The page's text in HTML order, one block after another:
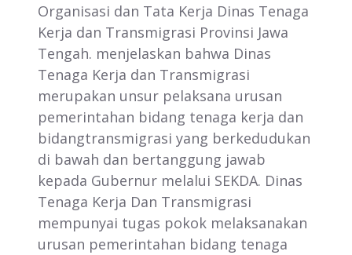
Organisasi dan Tata Kerja Dinas Tenaga
Kerja dan Transmigrasi Provinsi Jawa
Tengah. menjelaskan bahwa Dinas
Tenaga Kerja dan Transmigrasi
merupakan unsur pelaksana urusan
pemerintahan bidang tenaga kerja dan
bidangtransmigrasi yang berkedudukan
di bawah dan bertanggung jawab
kepada Gubernur melalui SEKDA. Dinas
Tenaga Kerja Dan Transmigrasi
mempunyai tugas pokok melaksanakan
urusan pemerintahan bidang tenaga